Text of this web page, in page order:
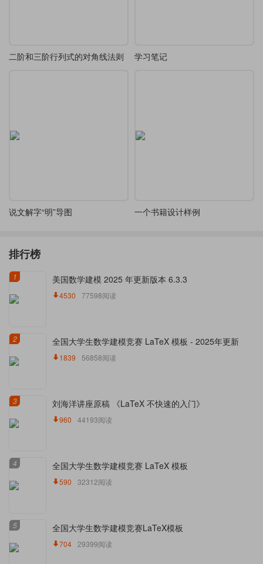
二阶和三阶行列式的对角线法则 学习笔记
说文解字“明”导图 一个书籍设计样例
排行榜
1 美国数学建模 2025 年更新版本 6.3.3
4530 77598阅读
2 全国大学生数学建模竞赛 LaTeX 模板 - 2025年更新
1839 56858阅读
3 刘海洋讲座原稿 《LaTeX 不快速的入门》
960 44193阅读
4 全国大学生数学建模竞赛 LaTeX 模板
590 32312阅读
5 全国大学生数学建模竞赛LaTeX模板
704 29399阅读